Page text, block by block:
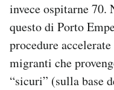
invece ospitarne 70.
questo di Porto
procedure
migranti che
“sicuri” (sulla base